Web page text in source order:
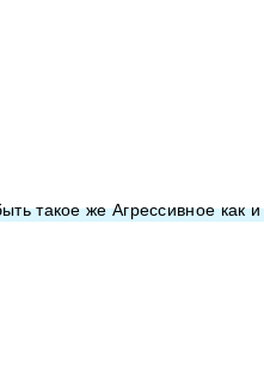
такое же Агрессивное